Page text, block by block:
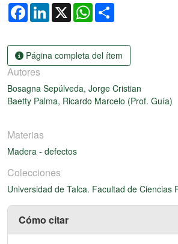
FacebookLinkedIn
X WhatsApp
Página completa del ítem
Autores
Bosagna Sepúlveda, Jorge Cristian
Baetty Palma, Ricardo Marcelo (Prof. Guía)
Materias
Madera - defectos
Colecciones
Universidad de Talca. Facultad de Ciencias
Cómo citar